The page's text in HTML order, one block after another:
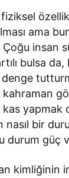
fiziksel
ama
Çoğu insan
bulsa
yapmak
nasıl bir
durum güç
kimliğinin